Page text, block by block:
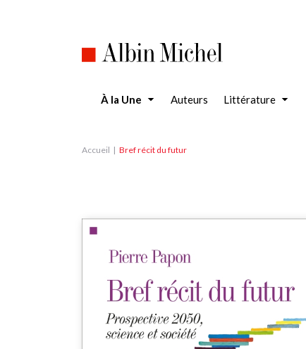
À la Une Auteurs Littérature
Accueil Bref récit du futur